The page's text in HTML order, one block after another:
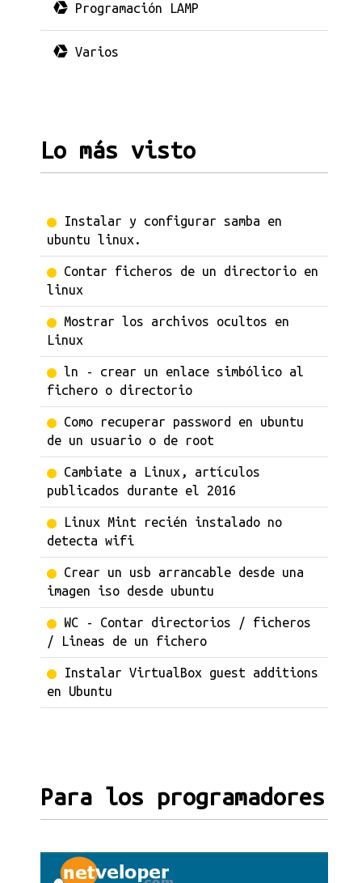
Programación LAMP
Varios
Lo más visto
Instalar y configurar samba en
ubuntu linux.
Contar ficheros de un directorio en
linux
Mostrar los archivos ocultos en
Linux
ln - crear un enlace simbólico al
fichero o directorio
Como recuperar password en ubuntu
de un usuario o de root
Cambiate a Linux, artículos
publicados durante el 2016
Linux Mint recién instalado no
detecta wifi
Crear un usb arrancable desde una
imagen iso desde ubuntu
WC - Contar directorios / ficheros
/ Lineas de un fichero
Instalar VirtualBox guest additions
en Ubuntu
Para los programadores